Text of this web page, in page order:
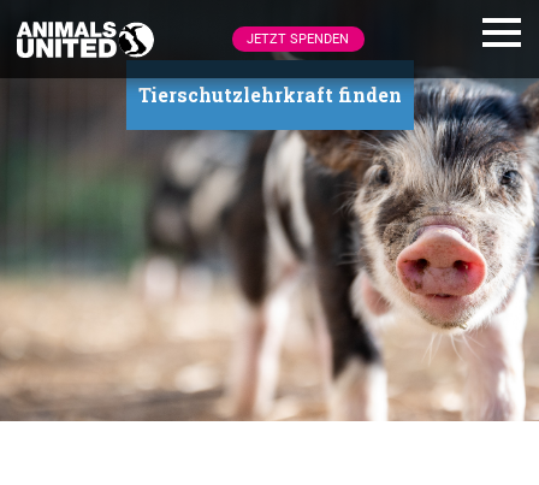
JETZT SPENDEN
Tierschutzlehrkraft finden